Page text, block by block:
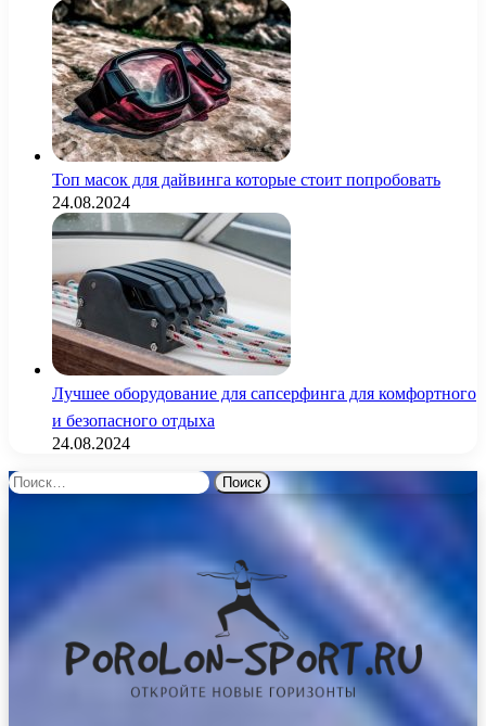
Топ масок для дайвинга которые стоит попробовать
24.08.2024
Лучшее оборудование для сапсерфинга для комфортного
и безопасного отдыха
24.08.2024
Найти: